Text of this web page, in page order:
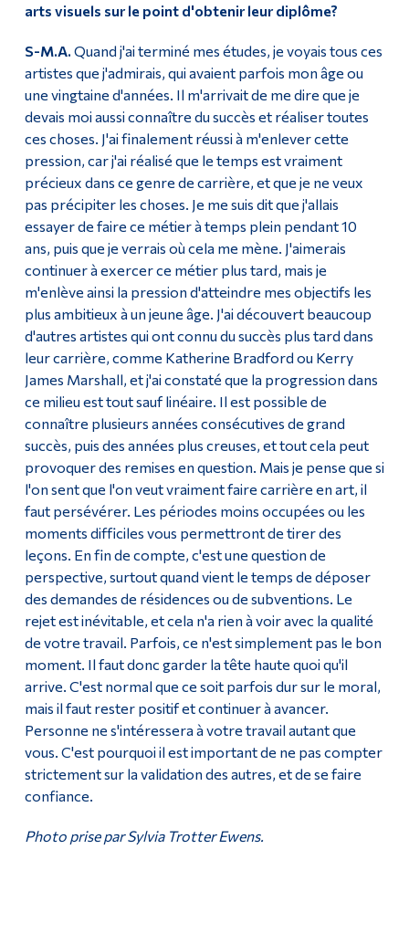
arts visuels sur le point d'obtenir leur diplôme?
S-M.A. Quand j'ai terminé mes études, je voyais tous ces
artistes que j'admirais, qui avaient parfois mon âge ou
une vingtaine d'années. Il m'arrivait de me dire que je
devais moi aussi connaître du succès et réaliser toutes
ces choses. J'ai finalement réussi à m'enlever cette
pression, car j'ai réalisé que le temps est vraiment
précieux dans ce genre de carrière, et que je ne veux
pas précipiter les choses. Je me suis dit que j'allais
essayer de faire ce métier à temps plein pendant 10
ans, puis que je verrais où cela me mène. J'aimerais
continuer à exercer ce métier plus tard, mais je
m'enlève ainsi la pression d'atteindre mes objectifs les
plus ambitieux à un jeune âge. J'ai découvert beaucoup
d'autres artistes qui ont connu du succès plus tard dans
leur carrière, comme Katherine Bradford ou Kerry
James Marshall, et j'ai constaté que la progression dans
ce milieu est tout sauf linéaire. Il est possible de
connaître plusieurs années consécutives de grand
succès, puis des années plus creuses, et tout cela peut
provoquer des remises en question. Mais je pense que si
l'on sent que l'on veut vraiment faire carrière en art, il
faut persévérer. Les périodes moins occupées ou les
moments difficiles vous permettront de tirer des
leçons. En fin de compte, c'est une question de
perspective, surtout quand vient le temps de déposer
des demandes de résidences ou de subventions. Le
rejet est inévitable, et cela n'a rien à voir avec la qualité
de votre travail. Parfois, ce n'est simplement pas le bon
moment. Il faut donc garder la tête haute quoi qu'il
arrive. C'est normal que ce soit parfois dur sur le moral,
mais il faut rester positif et continuer à avancer.
Personne ne s'intéressera à votre travail autant que
vous. C'est pourquoi il est important de ne pas compter
strictement sur la validation des autres, et de se faire
confiance.
Photo prise par Sylvia Trotter Ewens.